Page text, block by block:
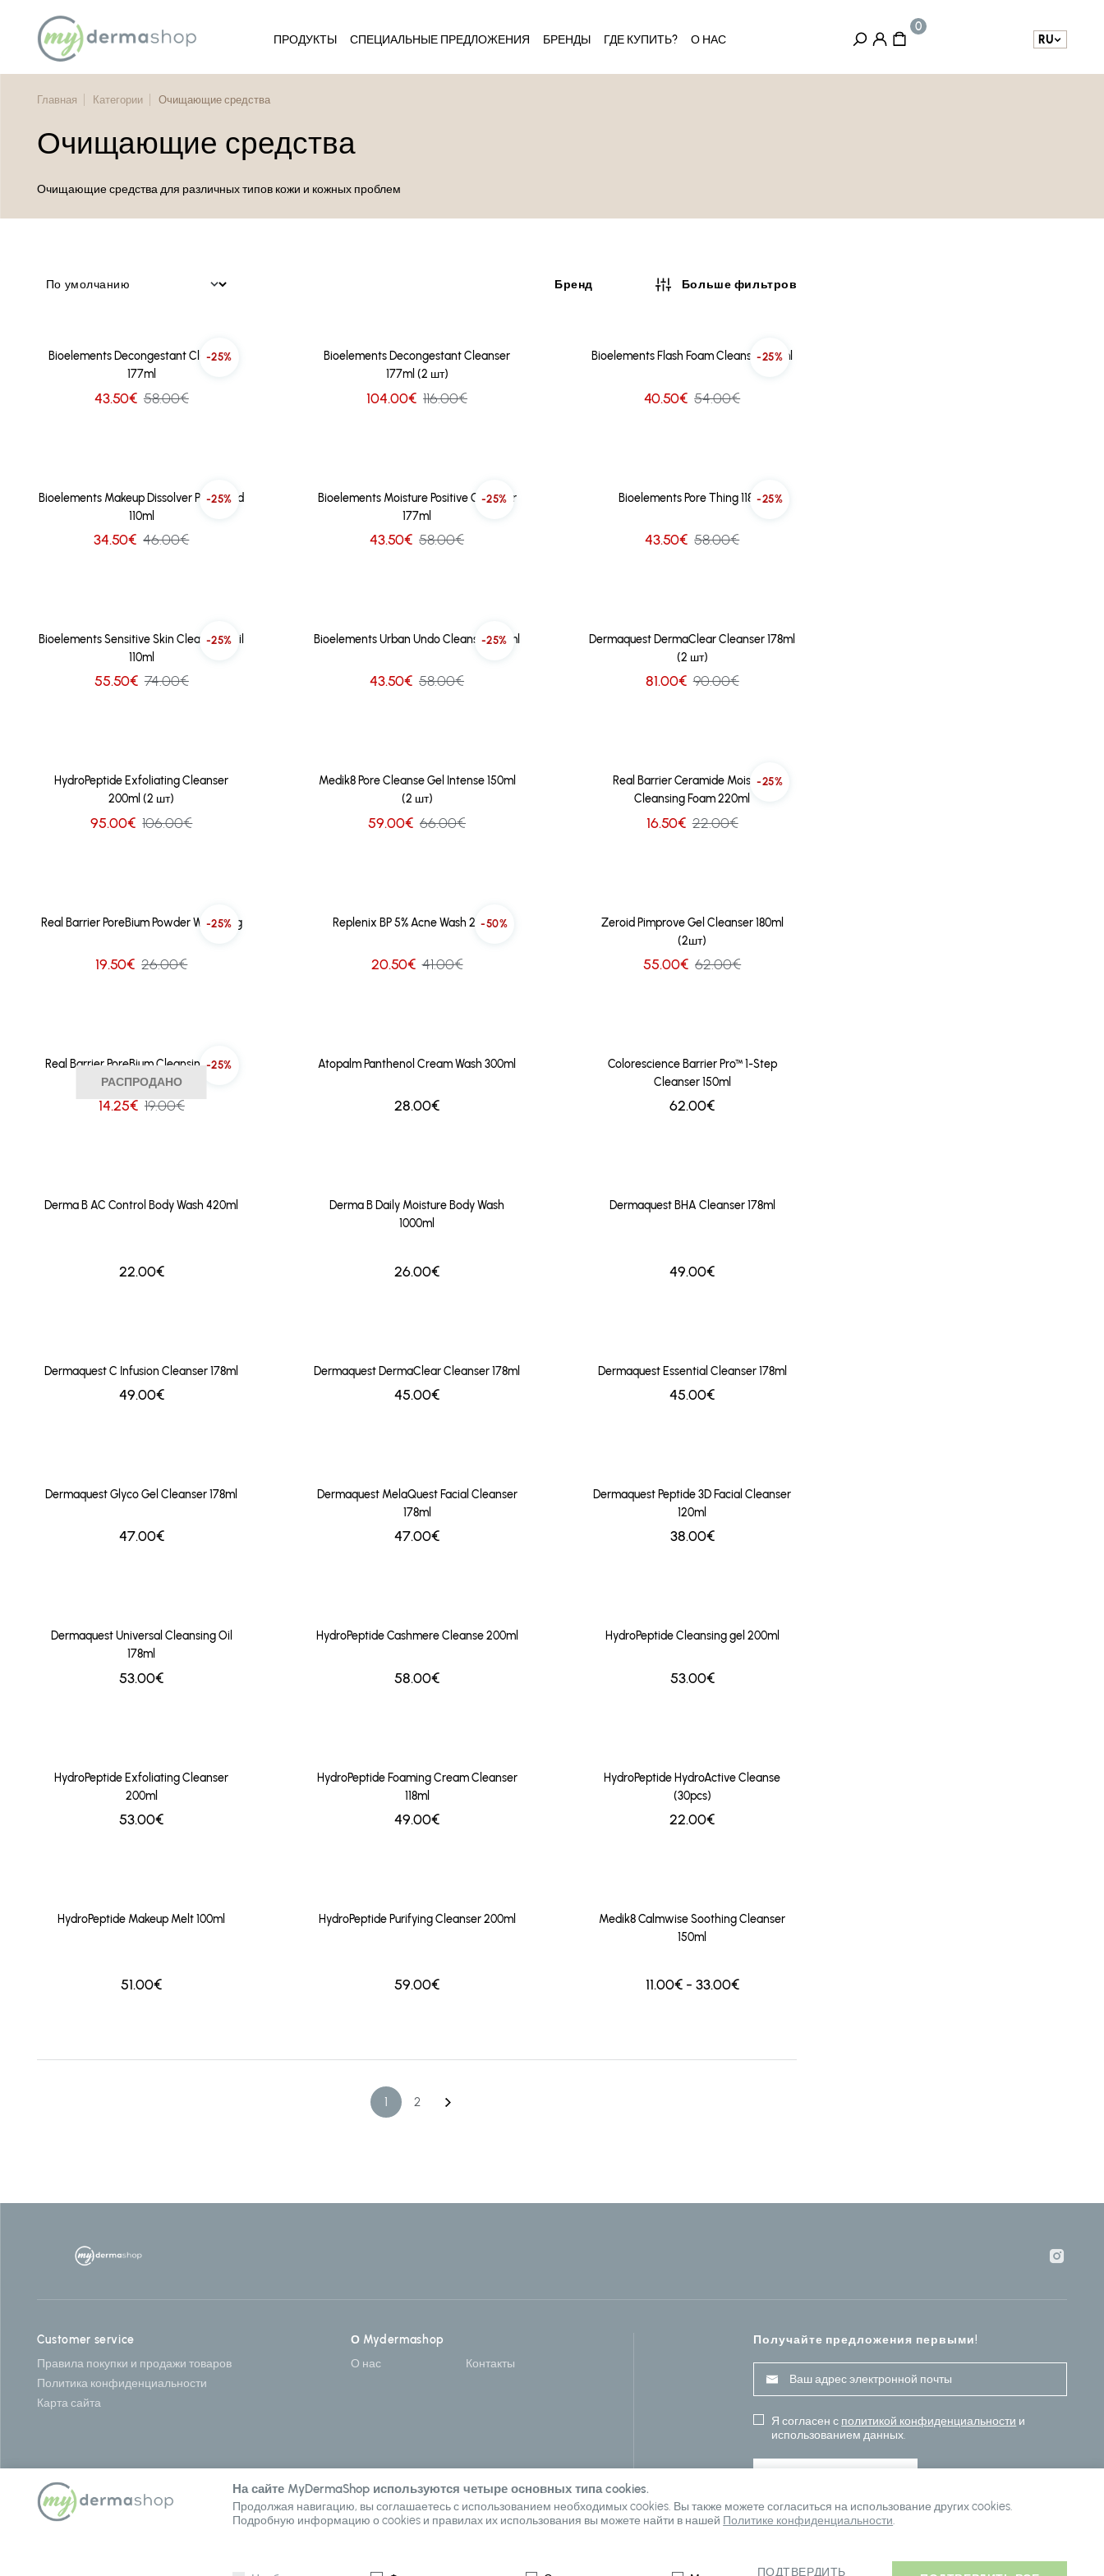
ПРОДУКТЫ СПЕЦИАЛЬНЫЕ ПРЕДЛОЖЕНИЯ БРЕНДЫ ГДЕ КУПИТЬ? О НАС RU
Главная Категории Очищающие средства
Очищающие средства
Очищающие средства для различных типов кожи и кожных проблем
Бренд Больше фильтров
-25%
Bioelements Decongestant Cleanser
177ml
43.50€ 58.00€
Bioelements Decongestant Cleanser
177ml (2 шт)
104.00€ 116.00€
-25%
Bioelements Flash Foam Cleanser 192ml
40.50€ 54.00€
-25%
Bioelements Makeup Dissolver Perfected
110ml
34.50€ 46.00€
-25%
Bioelements Moisture Positive Cleanser
177ml
43.50€ 58.00€
-25%
Bioelements Pore Thing 118ml
43.50€ 58.00€
-25%
Bioelements Sensitive Skin Cleansing Oil
110ml
55.50€ 74.00€
-25%
Bioelements Urban Undo Cleanser 104ml
43.50€ 58.00€
Dermaquest DermaClear Cleanser 178ml
(2 шт)
81.00€ 90.00€
HydroPeptide Exfoliating Cleanser
200ml (2 шт)
95.00€ 106.00€
Medik8 Pore Cleanse Gel Intense 150ml
(2 шт)
59.00€ 66.00€
-25%
Real Barrier Ceramide Moisture
Cleansing Foam 220ml
16.50€ 22.00€
-25%
Real Barrier PoreBium Powder Wash 50g
19.50€ 26.00€
-50%
Replenix BP 5% Acne Wash 200ml
20.50€ 41.00€
Zeroid Pimprove Gel Cleanser 180ml
(2шт)
55.00€ 62.00€
РАСПРОДАНО
-25%
Real Barrier PoreBium Cleansing Foam
150ml
14.25€ 19.00€
Atopalm Panthenol Cream Wash 300ml
28.00€
Colorescience Barrier Pro™ 1-Step
Cleanser 150ml
62.00€
Derma B AC Control Body Wash 420ml
22.00€
Derma B Daily Moisture Body Wash
1000ml
26.00€
Dermaquest BHA Cleanser 178ml
49.00€
Dermaquest C Infusion Cleanser 178ml
49.00€
Dermaquest DermaClear Cleanser 178ml
45.00€
Dermaquest Essential Cleanser 178ml
45.00€
Dermaquest Glyco Gel Cleanser 178ml
47.00€
Dermaquest MelaQuest Facial Cleanser
178ml
47.00€
Dermaquest Peptide 3D Facial Cleanser
120ml
38.00€
Dermaquest Universal Cleansing Oil
178ml
53.00€
HydroPeptide Cashmere Cleanse 200ml
58.00€
HydroPeptide Cleansing gel 200ml
53.00€
HydroPeptide Exfoliating Cleanser
200ml
53.00€
HydroPeptide Foaming Cream Cleanser
118ml
49.00€
HydroPeptide HydroActive Cleanse
(30pcs)
22.00€
HydroPeptide Makeup Melt 100ml
51.00€
HydroPeptide Purifying Cleanser 200ml
59.00€
Medik8 Calmwise Soothing Cleanser
150ml
11.00€ - 33.00€
1 2
Customer service
Правила покупки и продажи товаров
Политика конфиденциальности
Карта сайта
О Mydermashop
О нас
Контакты
Получайте предложения первыми!
Я согласен с политикой конфиденциальности и
использованием данных.
На сайте MyDermaShop используются четыре основных типа cookies.
Продолжая навигацию, вы соглашаетесь с использованием необходимых cookies. Вы также можете согласиться на использование других cookies.
Подробную информацию о cookies и правилах их использования вы можете найти в нашей Политике конфиденциальности.
ПОДТВЕРДИТЬ